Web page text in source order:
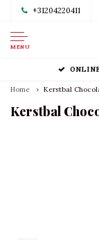
+31204220411
MENU
Home Kerstbal
Kerstbal